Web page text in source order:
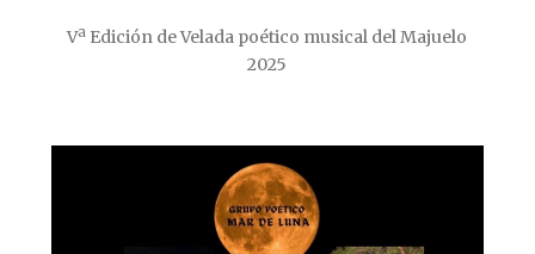
Vª Edición de Velada poético musical del Majuelo
2025